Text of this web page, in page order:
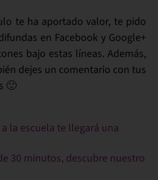
te ha aportado valor, te pido
en Facebook y Google+
bajo estas líneas. Además,
dejes un comentario con tus
🙂
la escuela te llegará una
30 minutos, descubre nuestro